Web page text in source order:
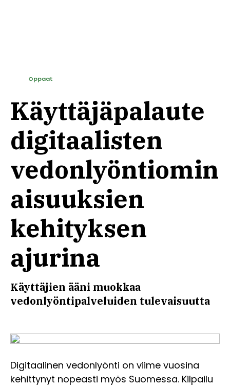
Käyttäjäpalaute
digitaalisten
vedonlyöntiomin
aisuuksien
kehityksen
ajurina
Käyttäjien ääni muokkaa
vedonlyöntipalveluiden tulevaisuutta
Oppaat
Digitaalinen vedonlyönti on viime vuosina
kehittynyt nopeasti myös Suomessa. Kilpailu